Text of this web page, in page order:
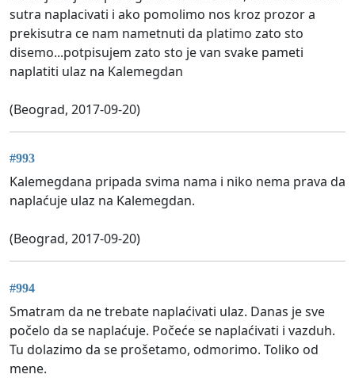
sutra naplacivati i ako pomolimo nos kroz prozor a
prekisutra ce nam nametnuti da platimo zato sto
disemo...potpisujem zato sto je van svake pameti
naplatiti ulaz na Kalemegdan
(Beograd, 2017-09-20)
#993
Kalemegdana pripada svima nama i niko nema prava da
naplaćuje ulaz na Kalemegdan.
(Beograd, 2017-09-20)
#994
Smatram da ne trebate naplaćivati ulaz. Danas je sve
počelo da se naplaćuje. Počeće se naplaćivati i vazduh.
Tu dolazimo da se prošetamo, odmorimo. Toliko od
mene.